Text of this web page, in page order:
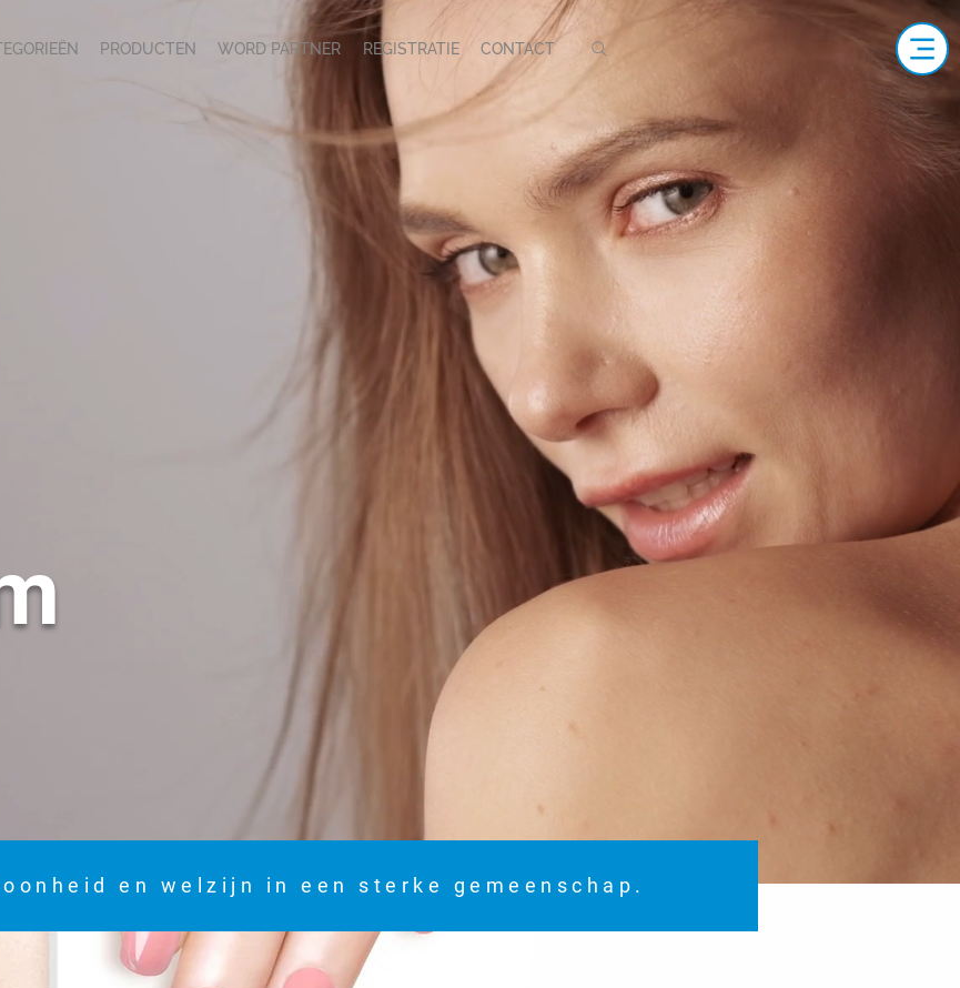
PRODUCTEN WORD PARTNER REGISTRATIE CONTACT
en welzijn in een sterke gemeenschap.